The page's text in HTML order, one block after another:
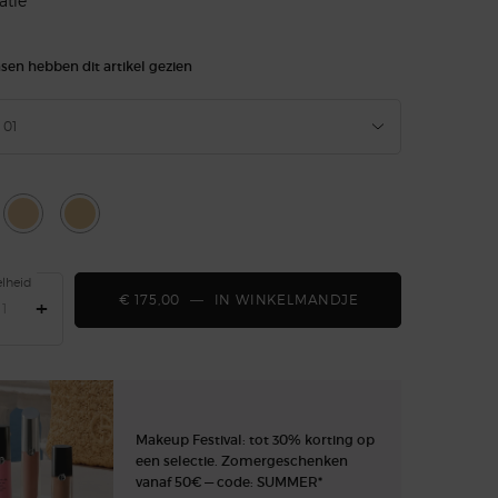
hebben dit artikel gezien
01
Geselecteerd
02, 2 of 3 Geselecteerd
03, 3 of 3
+ € 175,00 ― IN WINKELMANDJE
Makeup Festival: tot 30% korting op
een selectie. Zomergeschenken
vanaf 50€ — code: SUMMER*